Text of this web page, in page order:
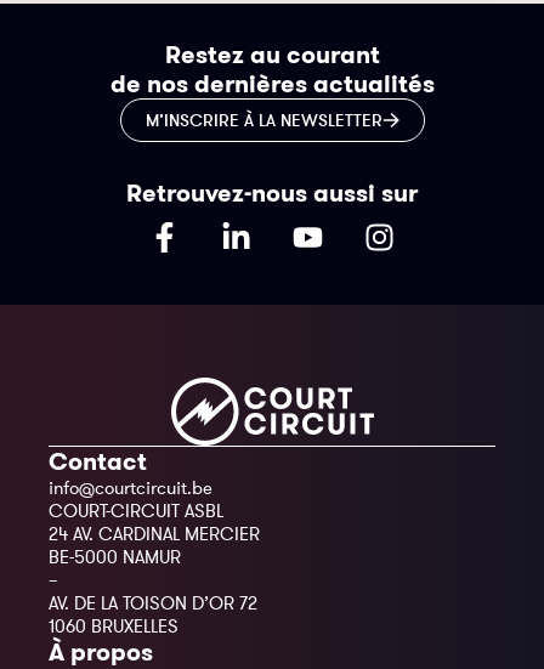
Restez au courant
de nos dernières actualités
M’INSCRIRE À LA NEWSLETTER
Retrouvez-nous aussi sur
Contact
info@courtcircuit.be
COURT-CIRCUIT ASBL
24 AV. CARDINAL MERCIER
BE-5000 NAMUR
–
AV. DE LA TOISON D’OR 72
1060 BRUXELLES
À propos